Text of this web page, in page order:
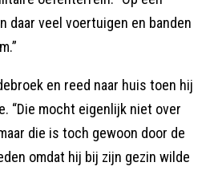
daar veel voertuigen en banden
en reed naar huis toen hij
“Die mocht eigenlijk niet over
die is toch gewoon door de
omdat hij bij zijn gezin wilde